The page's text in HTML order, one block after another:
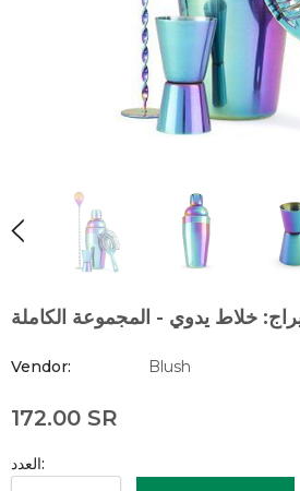
خلاط يدوي - المجموعة الكاملة
Vendor: Blush
172.00 SR
العدد: